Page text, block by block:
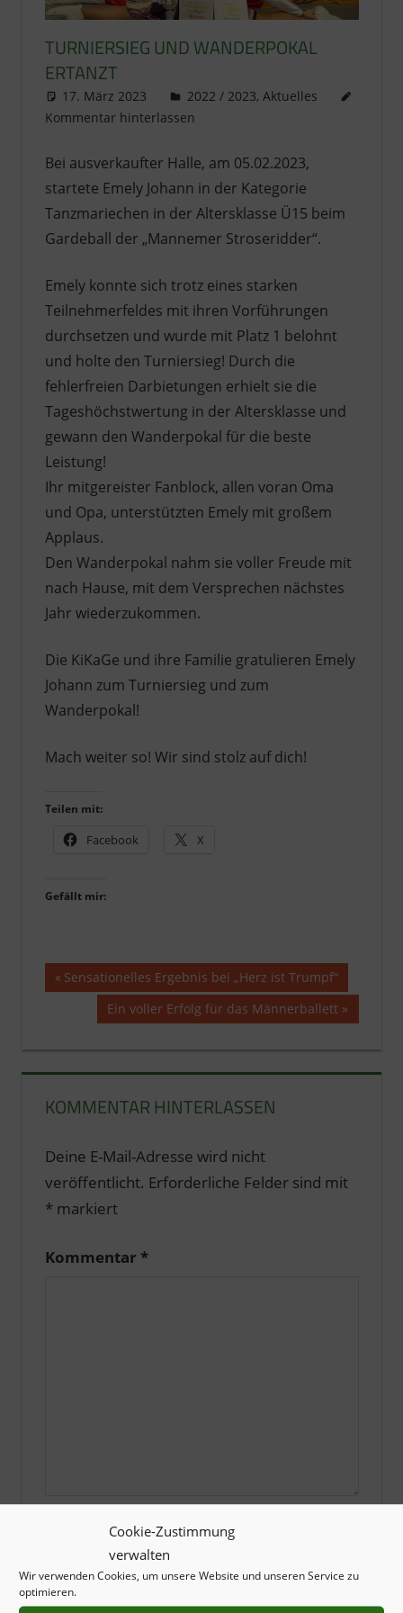
Cookie-Zustimmung
verwalten
Wir verwenden Cookies, um unsere Website und unseren Service zu
optimieren.
TURNIERSIEG UND WANDERPOKAL
ERTANZT
17. März 2023 literat@kikage.de
2022 / 2023, Aktuelles
Kommentar hinterlassen
Bei ausverkaufter Halle, am 05.02.2023,
startete Emely Johann in der Kategorie
Tanzmariechen in der Altersklasse Ü15 beim
Gardeball der „Mannemer Stroseridder“.
Emely konnte sich trotz eines starken
Teilnehmerfeldes mit ihren Vorführungen
durchsetzen und wurde mit Platz 1 belohnt
und holte den Turniersieg! Durch die
fehlerfreien Darbietungen erhielt sie die
Tageshöchstwertung in der Altersklasse und
gewann den Wanderpokal für die beste
Leistung!
Ihr mitgereister Fanblock, allen voran Oma
und Opa, unterstützten Emely mit großem
Applaus.
Den Wanderpokal nahm sie voller Freude mit
nach Hause, mit dem Versprechen nächstes
Jahr wiederzukommen.
Die KiKaGe und ihre Familie gratulieren Emely
Johann zum Turniersieg und zum
Wanderpokal!
Mach weiter so! Wir sind stolz auf dich!
Teilen mit:
Facebook X
Gefällt mir:
Beitragsnavigation
Vorheriger
Beitrag:
Sensationelles Ergebnis bei „Herz ist Trumpf“
Nächster
Beitrag:
Ein voller Erfolg für das Männerballett
KOMMENTAR HINTERLASSEN
Deine E-Mail-Adresse wird nicht
veröffentlicht. Erforderliche Felder sind mit
*markiert
Kommentar *